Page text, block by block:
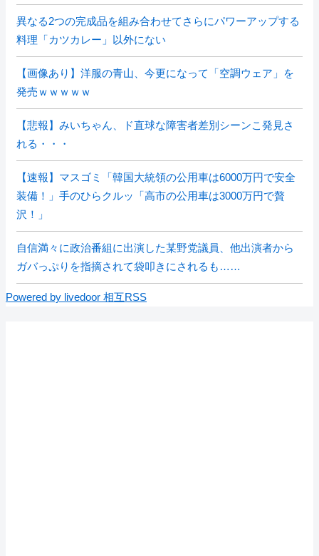
異なる2つの完成品を組み合わせてさらにパワーアップする
料理「カツカレー」以外にない
【画像あり】洋服の青山、今更になって「空調ウェア」を
発売ｗｗｗｗｗ
【悲報】みいちゃん、ド直球な障害者差別シーンこ発見さ
れる・・・
【速報】マスゴミ「韓国大統領の公用車は6000万円で安全
装備！」手のひらクルッ「高市の公用車は3000万円で贅
沢！」
自信満々に政治番組に出演した某野党議員、他出演者から
ガバっぷりを指摘されて袋叩きにされるも……
Powered by livedoor 相互RSS